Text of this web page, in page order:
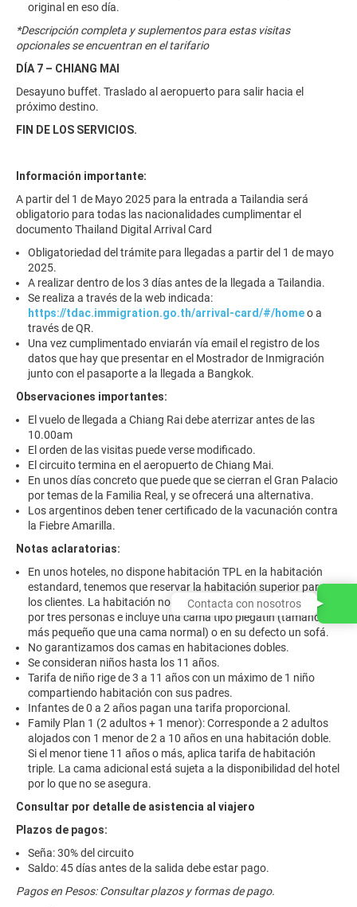
original en eso día.
*Descripción completa y suplementos para estas visitas
opcionales se encuentran en el tarifario
DÍA 7 – CHIANG MAI
Desayuno buffet. Traslado al aeropuerto para salir hacia el
próximo destino.
FIN DE LOS SERVICIOS.
Información importante:
A partir del 1 de Mayo 2025 para la entrada a Tailandia será
obligatorio para todas las nacionalidades cumplimentar el
documento Thailand Digital Arrival Card
Obligatoriedad del trámite para llegadas a partir del 1 de mayo
2025.
A realizar dentro de los 3 días antes de la llegada a Tailandia.
Se realiza a través de la web indicada:
https://tdac.immigration.go.th/arrival-card/#/homeo a
través de QR.
Una vez cumplimentado enviarán vía email el registro de los
datos que hay que presentar en el Mostrador de Inmigración
junto con el pasaporte a la llegada a Bangkok.
Observaciones importantes:
El vuelo de llegada a Chiang Rai debe aterrizar antes de las
10.00am
El orden de las visitas puede verse modificado.
El circuito termina en el aeropuerto de Chiang Mai.
En unos días concreto que puede que se cierran el Gran Palacio
por temas de la Familia Real, y se ofrecerá una alternativa.
Los argentinos deben tener certificado de la vacunación contra
la Fiebre Amarilla.
Notas aclaratorias:
En unos hoteles, no dispone habitación TPL en la habitación
estandard, tenemos que reservar la habitación superior para
los clientes. La habitación no es más grande por ser ocupada
por tres personas e incluye una cama tipo plegatín (tamaño
más pequeño que una cama normal) o en su defecto un sofá.
No garantizamos dos camas en habitaciones dobles.
Se consideran niños hasta los 11 años.
Tarifa de niño rige de 3 a 11 años con un máximo de 1 niño
compartiendo habitación con sus padres.
Infantes de 0 a 2 años pagan una tarifa proporcional.
Family Plan 1 (2 adultos + 1 menor): Corresponde a 2 adultos
alojados con 1 menor de 2 a 10 años en una habitación doble.
Si el menor tiene 11 años o más, aplica tarifa de habitación
triple. La cama adicional está sujeta a la disponibilidad del hotel
por lo que no se asegura.
Consultar por detalle de asistencia al viajero
Plazos de pagos:
Seña: 30% del circuito
Saldo: 45 días antes de la salida debe estar pago.
Pagos en Pesos: Consultar plazos y formas de pago.
Contacta con nosotros